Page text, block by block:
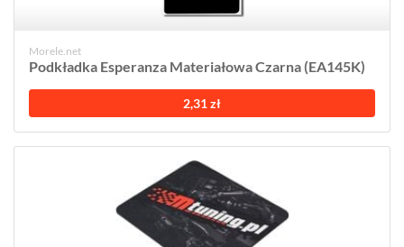
Morele.net
Podkładka Esperanza Materiałowa Czarna (EA145K)
2,31 zł